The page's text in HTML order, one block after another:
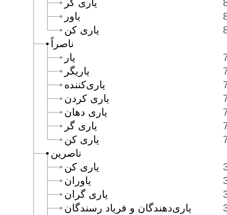
ناصراً
ناصرين
يارى گر
ياور
يارى كن
يار
ياريگر
يارى‌كننده
يارى كردن
يارى دهان
يارى گر
يارى كن
يارى كن
ياوران
يارى گران
يارى‌دهندگان و فرياد رسندگان